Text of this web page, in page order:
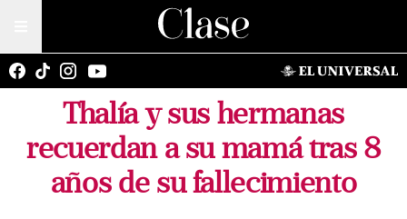
Thalía y sus hermanas
recuerdan a su mamá tras 8
años de su fallecimiento